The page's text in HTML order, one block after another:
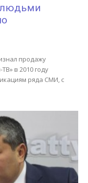
продажу
в 2010 году
ряда СМИ, с